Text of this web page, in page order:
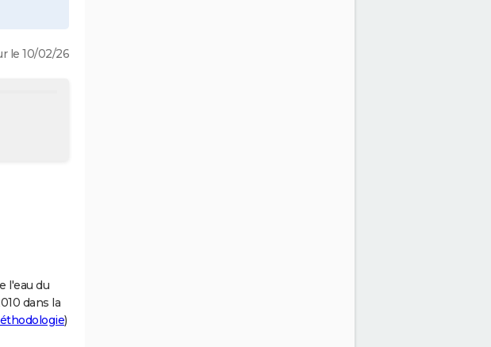
le 10/02/26
l'eau du
dans la
)